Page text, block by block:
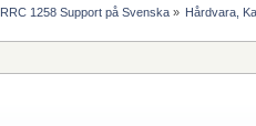
RRC 1258 Support på Svenska» Hårdvara,